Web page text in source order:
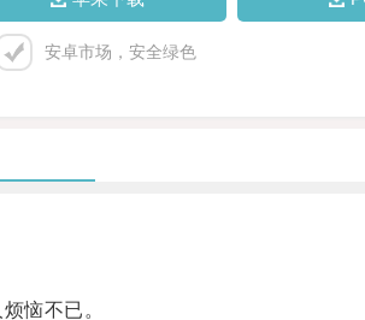
安卓市场，安全绿色
恼不已。